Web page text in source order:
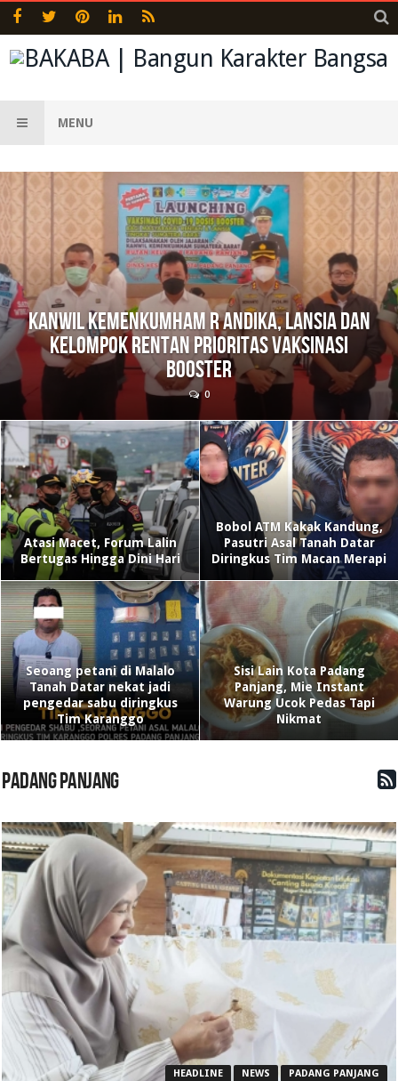
MENU
Kanwil Kemenkumham R Andika, Lansia Dan
Kelompok Rentan Prioritas Vaksinasi
Booster
0
Atasi Macet, Forum Lalin
Bertugas Hingga Dini Hari
Bobol ATM Kakak Kandung,
Pasutri Asal Tanah Datar
Diringkus Tim Macan Merapi
Seoang petani di Malalo
Tanah Datar nekat jadi
pengedar sabu diringkus
Tim Karanggo
Sisi Lain Kota Padang
Panjang, Mie Instant
Warung Ucok Pedas Tapi
Nikmat
PADANG PANJANG
HEADLINE NEWS PADANG PANJANG